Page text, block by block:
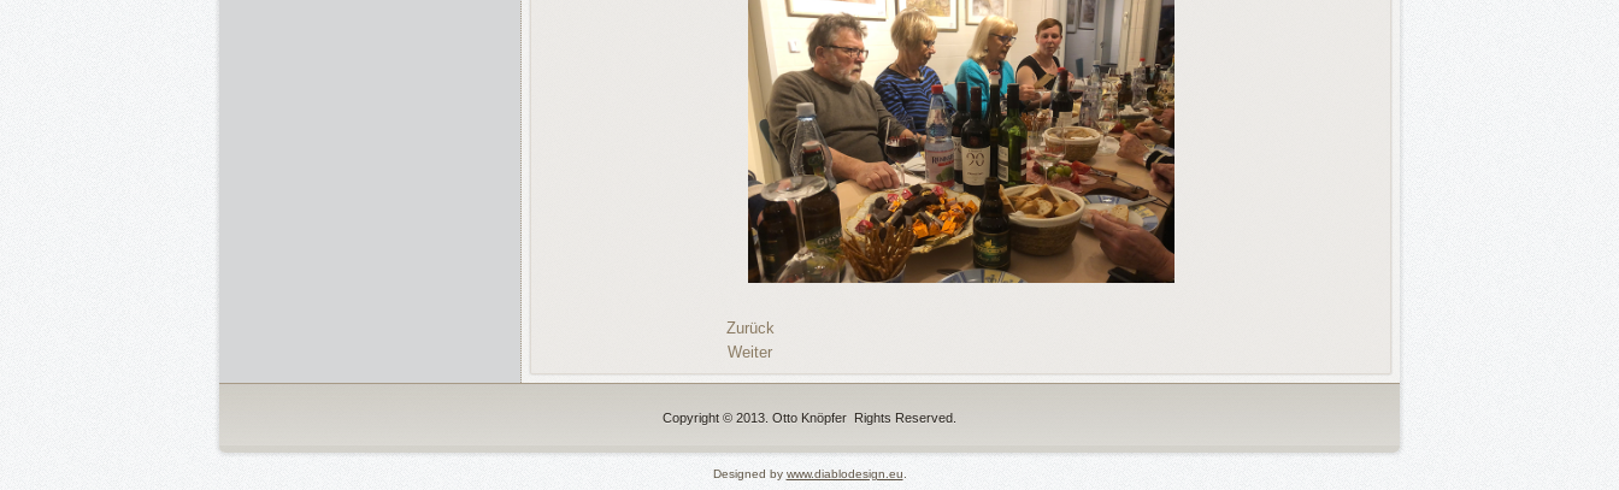
Zurück
Weiter
Copyright © 2013. Otto Knöpfer Rights Reserved.
Designed by www.diablodesign.eu